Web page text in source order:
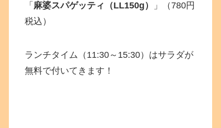
「 麻婆スパゲッティ（LL150g）
」（780円
税込）
ランチタイム（11:30～15:30）はサラダが
無料で付いてきます！